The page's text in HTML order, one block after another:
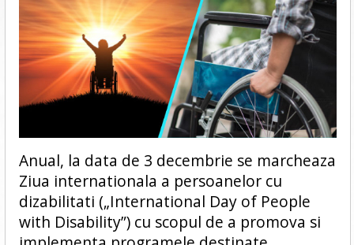
Anual, la data de 3 decembrie se marcheaza
Ziua internationala a persoanelor cu
dizabilitati („International Day of People
with Disability”) cu scopul de a promova si